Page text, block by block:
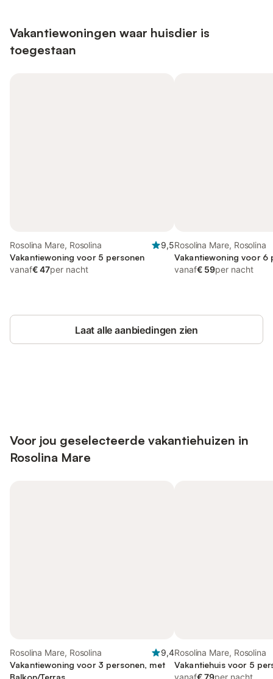
Vakantiewoningen waar huisdier is
toegestaan
Rosolina Mare, Rosolina
9,5
Vakantiewoning voor 5 personen
vanaf€ 47per nacht
Rosolina Mare, Rosolina
Vakantiewoning voor 6
vanaf€ 59per nacht
Laat alle aanbiedingen zien
Voor jou geselecteerde vakantiehuizen in
Rosolina Mare
Rosolina Mare, Rosolina
9,4
Vakantiewoning voor 3 personen, met
Balkon/Terras
Rosolina Mare, Rosolina
Vakantiehuis voor 5
vanaf€ 79per nacht